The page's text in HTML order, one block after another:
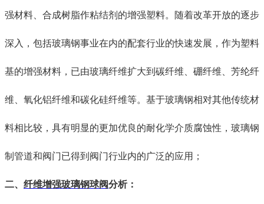
强材料、合成树脂作粘结剂的增强塑料。随着改革开放的逐步
深入，包括玻璃钢事业在内的配套行业的快速发展，作为塑料
基的增强材料，已由玻璃纤维扩大到碳纤维、硼纤维、芳纶纤
维、氧化铝纤维和碳化硅纤维等。 基于玻璃钢相对其他传统材
料相比较， 具有明显的更加优良的耐化学介质腐蚀性，玻璃钢
制管道和阀门已得到 阀门行业内的广泛的应用 ；
二、 纤维增强玻璃钢球阀分析：